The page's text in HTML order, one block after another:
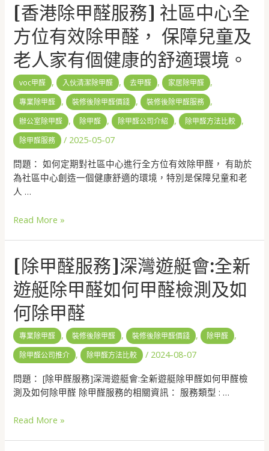
[香港除甲醛服務] 社區中心全
方位有效除甲醛， 保障兒童及
老人家有個健康的舒適環境。
voc甲醛 , 入伙清潔除甲醛 , 去甲醛 , 家居除甲醛 ,
專業除甲醛 , 裝修後除甲醛價錢 , 裝修後除甲醛服務 ,
辦公室除甲醛 , 除甲醛 , 除甲醛公司介紹 , 除甲醛方法比較 ,
除甲醛服務 / 2025-05-07
問題： 如何定期對社區中心進行全方位有效除甲醛， 有助於
為社區中心創造一個健康舒適的環境，特別是保障兒童和老
人 …
Read More »
[除甲醛服務]深灣遊艇會:全新
遊艇除甲醛如何甲醛檢測及如
何除甲醛
專業除甲醛 , 裝修後除甲醛 , 裝修後除甲醛價錢 , 除甲醛 ,
除甲醛公司推介 , 除甲醛方法比較 / 2024-08-07
問題： [除甲醛服務]深灣遊艇會:全新遊艇除甲醛如何甲醛檢
測及如何除甲醛 除甲醛服務的相關資訊： 服務類型 : …
Read More »